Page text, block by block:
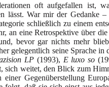
oft aufgefallen ist,
lässt. War mir der Gedanke
schließlich zu einem
an eine Retrospektive über
bevor gar nichts mehr
gelegentlich seine Sprache
LP (1993), E luxo so
sich weitet, den Blick zum
einer Gegenüberstellung